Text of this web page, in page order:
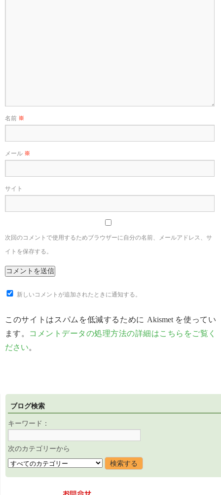
名前 ※
メール ※
サイト
次回のコメントで使用するためブラウザーに自分の名前、メールアドレス、サ
イトを保存する。
新しいコメントが追加されたときに通知する。
このサイトはスパムを低減するために Akismet を使ってい
ます。 コメントデータの処理方法の詳細はこちらをご覧く
ださい。
ブログ検索
キーワード：
次のカテゴリーから